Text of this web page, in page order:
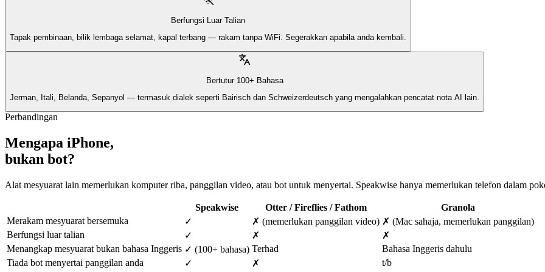
Berfungsi Luar Talian
Tapak pembinaan, bilik lembaga selamat, kapal terbang — rakam tanpa WiFi. Segerakkan apabila anda kembali.
Bertutur 100+ Bahasa
Jerman, Itali, Belanda, Sepanyol — termasuk dialek seperti Bairisch dan Schweizerdeutsch yang mengalahkan pencatat nota AI lain.
Perbandingan
Mengapa iPhone,
bukan bot?
Alat mesyuarat lain memerlukan komputer riba, panggilan video, atau bot untuk menyertai. Speakwise hanya memerlukan telefon dalam
Speakwise Otter / Fireflies / Fathom
Granola
Merakam mesyuarat bersemuka
✓ ✗ (memerlukan panggilan video) ✗ (Mac sahaja, memerlukan panggilan)
Berfungsi luar talian
✓ ✗
✗
Menangkap mesyuarat bukan bahasa Inggeris ✓ (100+ bahasa) Terhad
Bahasa Inggeris dahulu
Tiada bot menyertai panggilan anda
✓ ✗
t/b